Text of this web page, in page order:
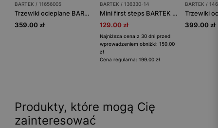
BARTEK / 11656005
Trzewiki ocieplane BARTEK 11656005, szary
359.00 zł
BARTEK / 136330-14
Mini first steps BARTEK 136330-14, szary
129.00 zł
Najniższa cena z 30 dni przed
wprowadzeniem obniżki: 159.00
zł
Cena regularna: 199.00 zł
BARTEK /
399.00 zł
Produkty, które mogą Cię
zainteresować